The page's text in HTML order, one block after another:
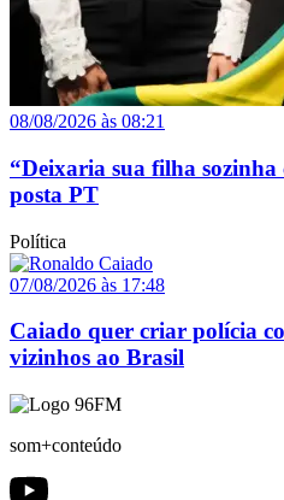
08/08/2026 às 08:21
“Deixaria sua filha sozinha
posta PT
Política
07/08/2026 às 17:48
Caiado quer criar polícia
vizinhos ao Brasil
som+conteúdo